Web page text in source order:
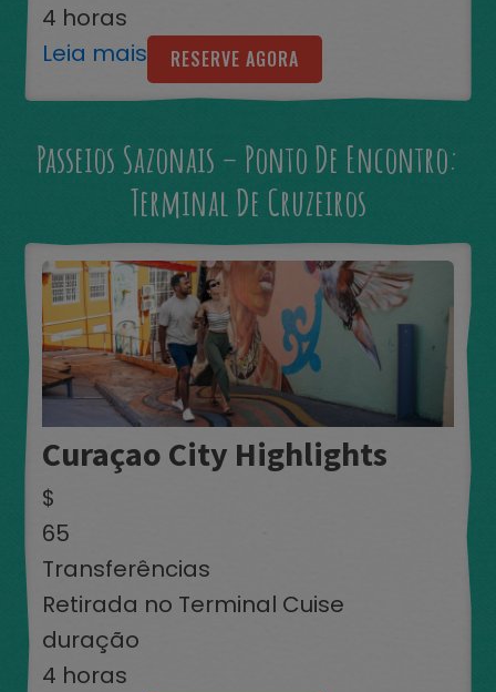
4 horas
Leia mais
RESERVE AGORA
Passeios Sazonais – Ponto De Encontro:
Terminal De Cruzeiros
Curaçao City Highlights
$
65
Transferências
Retirada no Terminal Cuise
duração
4 horas